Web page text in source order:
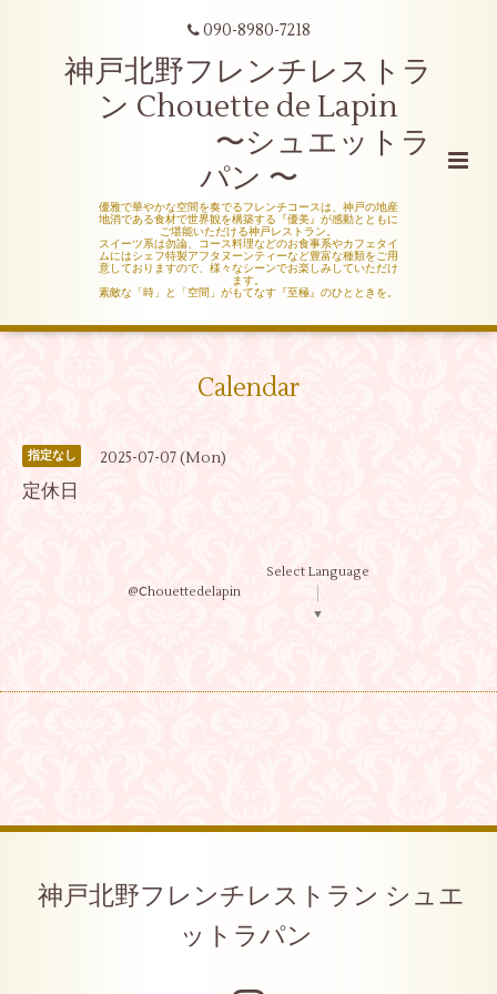
090-8980-7218
神戸北野フレンチレストラ
ン Chouette de Lapin
〜シュエットラ
パン 〜
優雅で華やかな空間を奏でるフレンチコースは、神戸の地産
地消である食材で世界観を構築する『優美』が感動とともに
ご堪能いただける神戸レストラン。
スイーツ系は勿論、コース料理などのお食事系やカフェタイ
ムにはシェフ特製アフタヌーンティーなど豊富な種類をご用
意しておりますので、様々なシーンでお楽しみしていただけ
ます。
素敵な「時」と「空間」がもてなす『至極』のひとときを。
Calendar
指定なし 2025-07-07 (Mon)
定休日
@Ⅽhouettedelapin
Select Language
▼
神戸北野フレンチレストラン シュエ
ットラパン